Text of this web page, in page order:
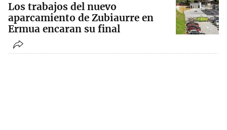
Los trabajos del nuevo
aparcamiento de Zubiaurre en
Ermua encaran su final